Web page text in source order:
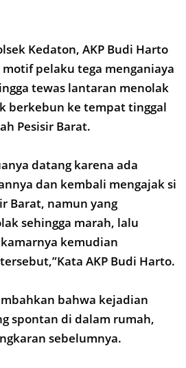
Kedaton, AKP Budi Harto
pelaku tega menganiaya
tewas lantaran menolak
berkebun ke tempat tinggal
Pesisir Barat.
datang karena ada
dan kembali mengajak si
Barat, namun yang
sehingga marah, lalu
kemudian
AKP Budi Harto.
bahwa kejadian
spontan di dalam rumah,
sebelumnya.